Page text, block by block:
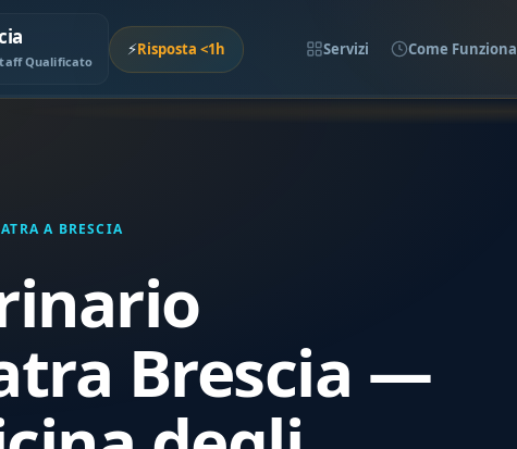
Qualificato
⚡Risposta <1h Servizi Come Funziona
A BRESCIA
Brescia —